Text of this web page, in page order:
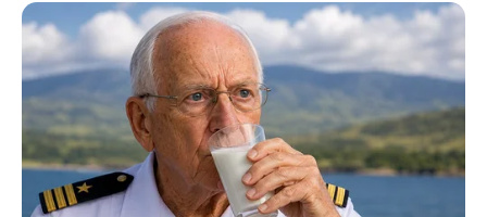
BoA dan aktor Joo Won berkencan sejak akhir 2016 hingga
Oktober-November 2017.
Pecinta kucing, dia punya kucing bernama Sara.
Pada 23 Februari 2017, Mnet mengkonfirmasi bahwa dia akan
menjadi MC/Produser Perwakilan untuk Produce 101 Season 2.
2. Taeyeon